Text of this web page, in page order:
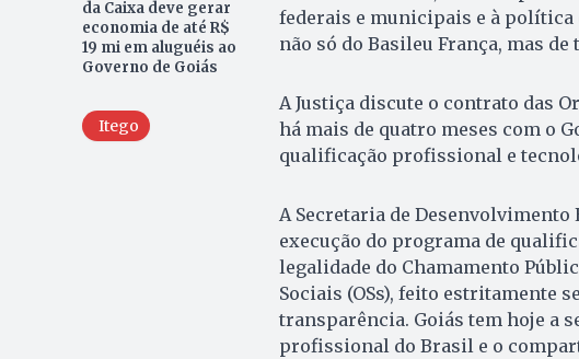
da Caixa deve gerar
economia de até R$
19 mi em aluguéis ao
Governo de Goiás
Itego
federais e municipais e à política
não só do Basileu França, mas de
A Justiça discute o contrato das
há mais de quatro meses com o
qualificação profissional e
A Secretaria de
execução do programa de
legalidade do Chamamento
Sociais (OSs), feito estritamente
transparência. Goiás tem hoje a
profissional do Brasil e o